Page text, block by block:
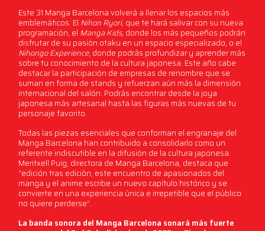
Este 31 Manga Barcelona volverá a llenar los espacios más
emblemáticos. El Nihon Ryori, que te hará salivar con su nueva
programación, el Manga Kids, donde los más pequeños podrán
disfrutar de su pasión otaku en un espacio especializado, o el
Nihongo Experience, donde podrás profundizar y aprender más
sobre tu conocimiento de la cultura japonesa. Este año cabe
destacar la participación de empresas de renombre que se
suman en forma de stands y refuerzan aún más la dimensión
internacional del salón. Podrás encontrar desde la joya
japonesa más artesanal hasta las figuras más nuevas de tu
personaje favorito.
Todas las piezas esenciales que conforman el engranaje del
Manga Barcelona han contribuido a consolidarlo como un
referente indiscutible en la difusión de la cultura japonesa.
Meritxell Puig, directora de Manga Barcelona, destaca que
“edición tras edición, este encuentro de apasionados del
manga y el anime escribe un nuevo capítulo histórico y se
convierte en una experiencia única e irrepetible que el público
no quiere perderse”.
La banda sonora del Manga Barcelona sonará más fuerte